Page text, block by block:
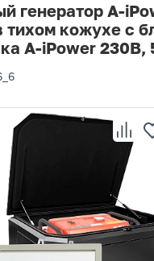
генератор A-
тихом кожухе с
A-iPower 230В,